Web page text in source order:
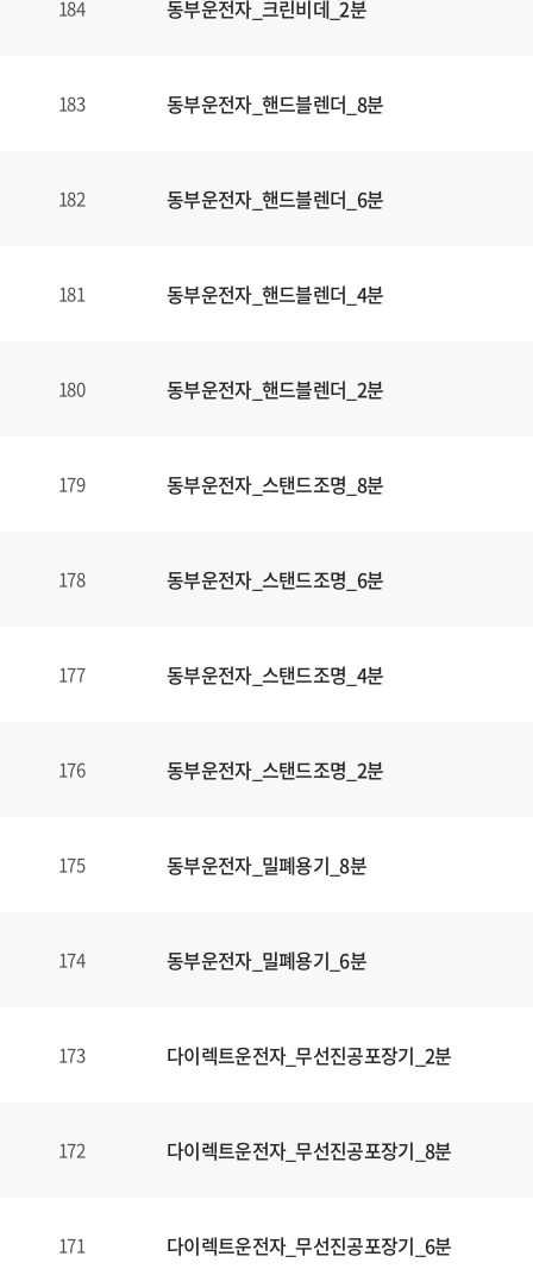
184 동부운전자_크린비데_2분
183 동부운전자_핸드블렌더_8분
182 동부운전자_핸드블렌더_6분
181 동부운전자_핸드블렌더_4분
180 동부운전자_핸드블렌더_2분
179 동부운전자_스탠드조명_8분
178 동부운전자_스탠드조명_6분
177 동부운전자_스탠드조명_4분
176 동부운전자_스탠드조명_2분
175 동부운전자_밀폐용기_8분
174 동부운전자_밀폐용기_6분
173 다이렉트운전자_무선진공포장기_2분
172 다이렉트운전자_무선진공포장기_8분
171 다이렉트운전자_무선진공포장기_6분